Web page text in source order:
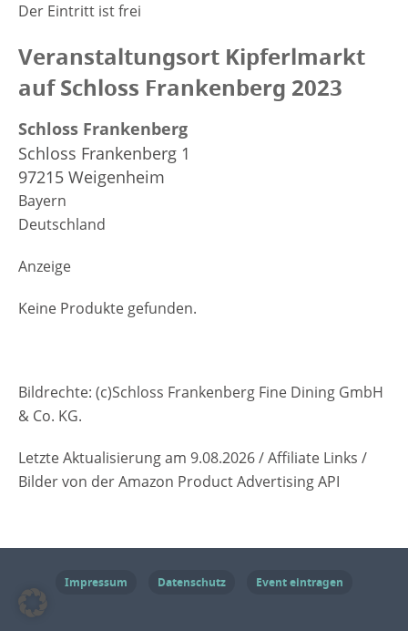
Der Eintritt ist frei
Veranstaltungsort Kipferlmarkt
auf Schloss Frankenberg 2023
Schloss Frankenberg
Schloss Frankenberg 1
97215 Weigenheim
Bayern
Deutschland
Anzeige
Keine Produkte gefunden.
Bildrechte: (c)Schloss Frankenberg Fine Dining GmbH
& Co. KG.
Letzte Aktualisierung am 9.08.2026 / Affiliate Links /
Bilder von der Amazon Product Advertising API
Impressum Datenschutz Event eintragen